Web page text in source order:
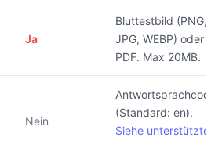
Ja
Bluttestbild (PNG,
JPG, WEBP) oder
PDF. Max 20MB.
Nein
Antwortsprachcode
(Standard: en).
Siehe unterstützte